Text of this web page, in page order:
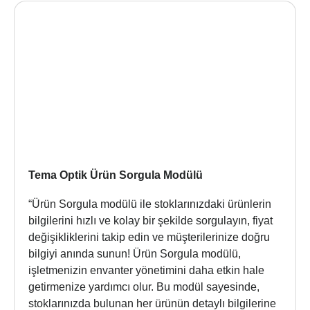
Tema Optik Ürün Sorgula Modülü
“Ürün Sorgula modülü ile stoklarınızdaki ürünlerin
bilgilerini hızlı ve kolay bir şekilde sorgulayın, fiyat
değişikliklerini takip edin ve müşterilerinize doğru
bilgiyi anında sunun! Ürün Sorgula modülü,
işletmenizin envanter yönetimini daha etkin hale
getirmenize yardımcı olur. Bu modül sayesinde,
stoklarınızda bulunan her ürünün detaylı bilgilerine